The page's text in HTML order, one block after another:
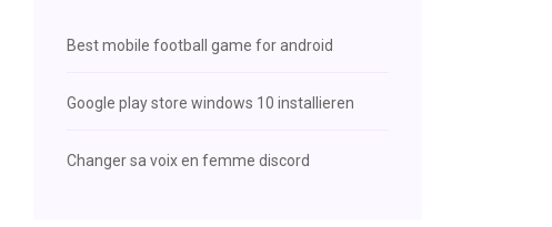
Best mobile football game for android
Google play store windows 10 installieren
Changer sa voix en femme discord